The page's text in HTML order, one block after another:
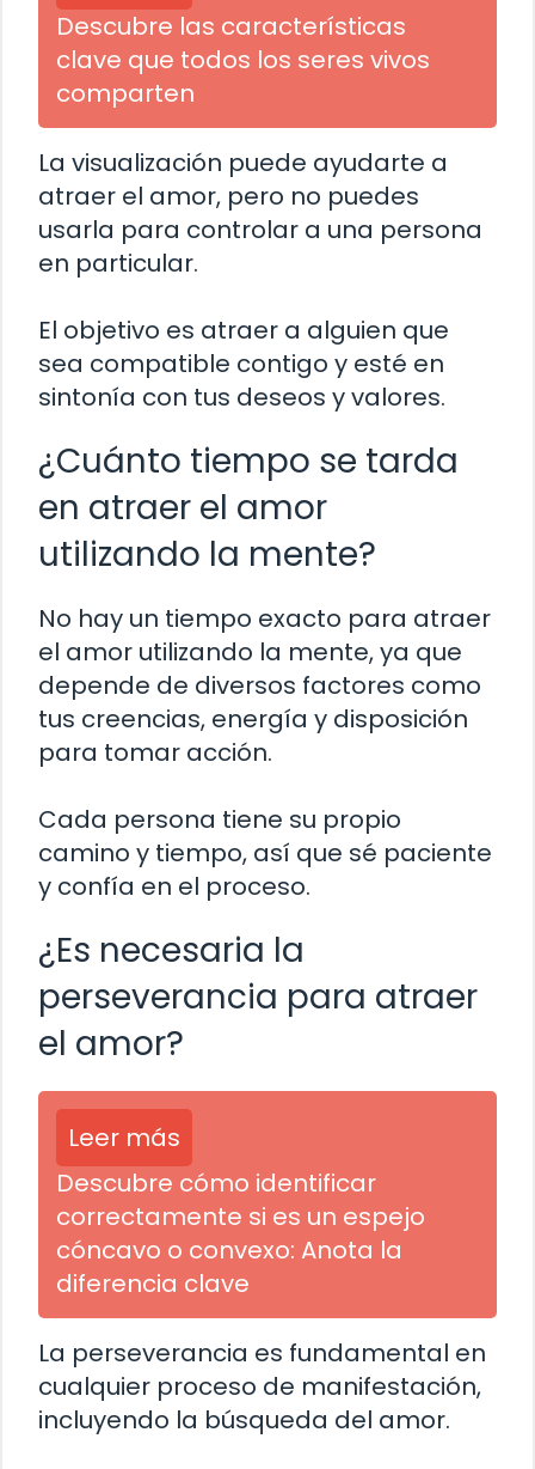
Descubre las características
clave que todos los seres vivos
comparten
La visualización puede ayudarte a
atraer el amor, pero no puedes
usarla para controlar a una persona
en particular.
El objetivo es atraer a alguien que
sea compatible contigo y esté en
sintonía con tus deseos y valores.
¿Cuánto tiempo se tarda
en atraer el amor
utilizando la mente?
No hay un tiempo exacto para atraer
el amor utilizando la mente, ya que
depende de diversos factores como
tus creencias, energía y disposición
para tomar acción.
Cada persona tiene su propio
camino y tiempo, así que sé paciente
y confía en el proceso.
¿Es necesaria la
perseverancia para atraer
el amor?
Leer más
Descubre cómo identificar
correctamente si es un espejo
cóncavo o convexo: Anota la
diferencia clave
La perseverancia es fundamental en
cualquier proceso de manifestación,
incluyendo la búsqueda del amor.